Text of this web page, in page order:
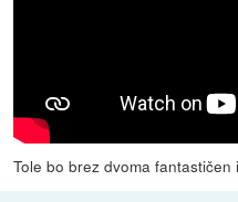
Tole bo brez dvoma fantastičen